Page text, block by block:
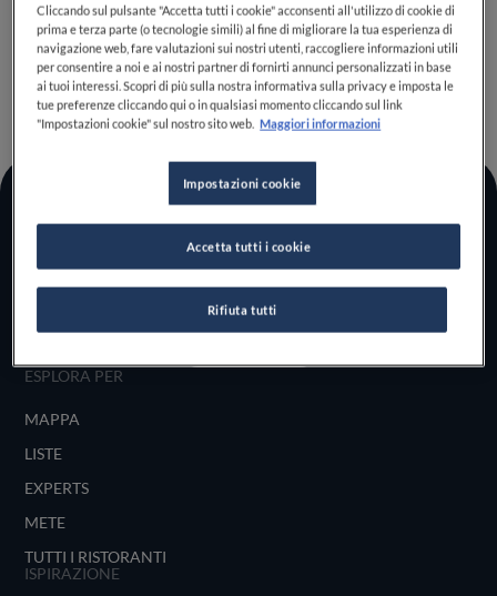
Salva questo contenuto esclusivo tra i tuoi preferiti
effettuando il login o iscrivendoti, bastano pochi clic per
migliorare la tua esperienza culinaria!
IscrivitiHo un account
TORNA A INIZIO PAGINA
Scopri il vero
foodie che è in te
ESPLORA PER
MAPPA
LISTE
EXPERTS
METE
TUTTI I RISTORANTI
ISPIRAZIONE
Cliccando sul pulsante "Accetta tutti i cookie" acconsenti all'utilizzo di cookie di
prima e terza parte (o tecnologie simili) al fine di migliorare la tua esperienza di
navigazione web, fare valutazioni sui nostri utenti, raccogliere informazioni utili
per consentire a noi e ai nostri partner di fornirti annunci personalizzati in base
ai tuoi interessi. Scopri di più sulla nostra informativa sulla privacy e imposta le
tue preferenze cliccando qui o in qualsiasi momento cliccando sul link
"Impostazioni cookie" sul nostro sito web. Maggiori informazioni
Impostazioni cookie
Rifiuta tutti
Accetta tutti i cookie